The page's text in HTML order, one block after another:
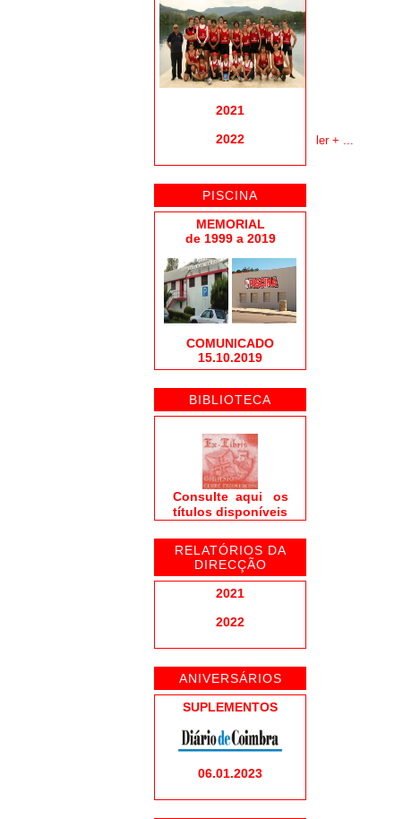
2021
2022
PISCINA
MEMORIAL
de 1999 a 2019
COMUNICADO
15.10.2019
BIBLIOTECA
Consulte aqui os
títulos disponíveis
RELATÓRIOS DA
DIRECÇÃO
2021
2022
ANIVERSÁRIOS
SUPLEMENTOS
06.01.2023
ler + ...